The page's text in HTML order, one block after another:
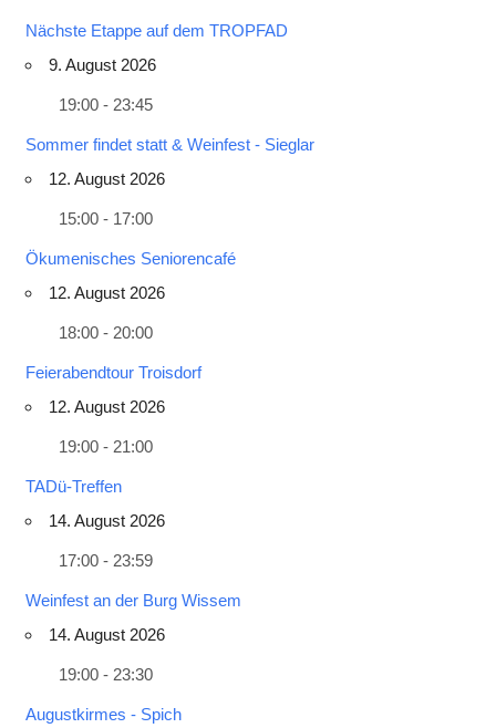
Nächste Etappe auf dem TROPFAD
9. August 2026
19:00 - 23:45
Sommer findet statt & Weinfest - Sieglar
12. August 2026
15:00 - 17:00
Ökumenisches Seniorencafé
12. August 2026
18:00 - 20:00
Feierabendtour Troisdorf
12. August 2026
19:00 - 21:00
TADü-Treffen
14. August 2026
17:00 - 23:59
Weinfest an der Burg Wissem
14. August 2026
19:00 - 23:30
Augustkirmes - Spich